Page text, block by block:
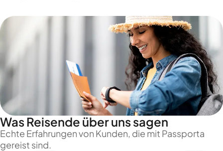
Was Reisende über uns sagen
Echte Erfahrungen von Kunden, die mit Passporta
gereist sind.